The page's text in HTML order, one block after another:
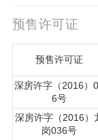
预售许可证
预售许可证
深房许字（2016）
6号
深房许字（2016）
岗036号